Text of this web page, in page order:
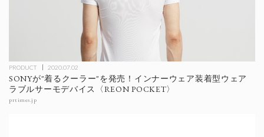
PRODUCT 2020.07.02
SONYが"着るクーラー"を発売！インナーウェア装着型ウェア
ラブルサーモデバイス〈REON POCKET〉
prtimes.jp